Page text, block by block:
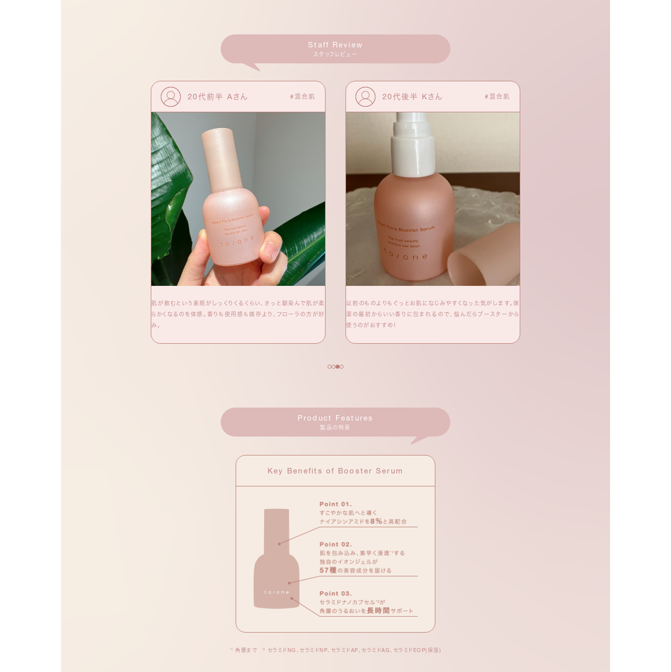
Staff Review
スタッフレビュー
20代前半 Aさん #混合肌
肌が飲むという表現がしっくりくるくらい、さっと馴染んで肌が柔
らかくなるのを体感。香りも使用感も既存より、フローラの方が好
み。
20代後半 Kさん #混合肌
以前のものよりもぐっとお肌になじみやすくなった気がします。保
湿の最初からいい香りに包まれるので、悩んだらブースターから
使うのがおすすめ！
Product Features
製品の特長
Key Benefits of Booster Serum
*1 角層まで*2 セラミドNG、セラミドNP、セラミドAP、セラミドAG、セラミドEOP(保湿)